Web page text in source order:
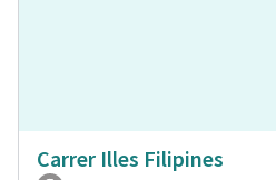
Carrer Illes Filipines